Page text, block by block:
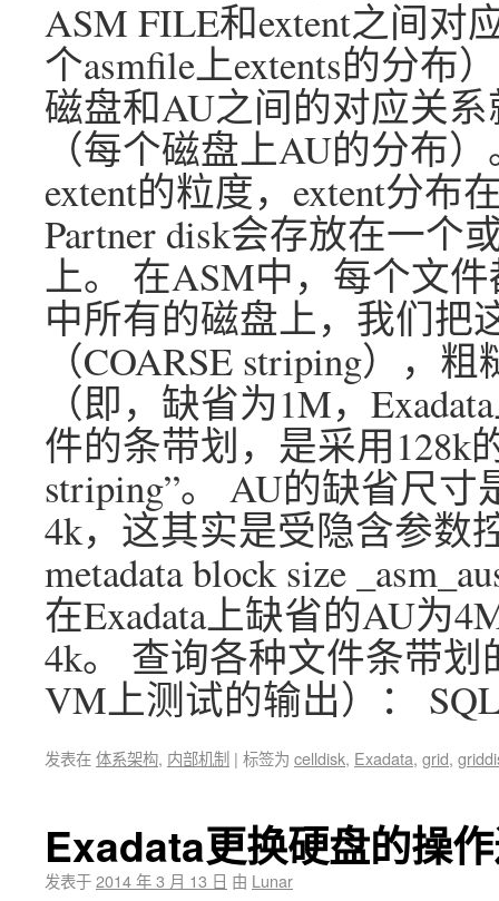
ASM FILE和extent之间对
个asmfile上extents的分布
磁盘和AU之间的对应关
（每个磁盘上AU的分布
extent的粒度，extent分布
Partner disk会存放在一个
上。 在ASM中，每个文
中所有的磁盘上，我们把
（COARSE striping），
（即，缺省为1M，
件的条带划，是采用128k
striping”。 AU的缺省尺
4k，这其实是受隐含参数
metadata block size
在Exadata上缺省的AU为
4k。 查询各种文件条带划
VM上测试的输出）：
发表在体系架构, 内部机制 | 标签为 celldisk, Exadata, grid,
Exadata更换硬盘的操
发表于2014 年 3 月 13 日 由 Lunar